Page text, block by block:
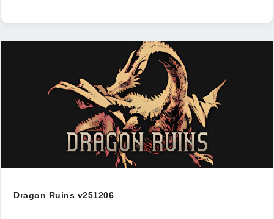
Dragon Ruins v251206